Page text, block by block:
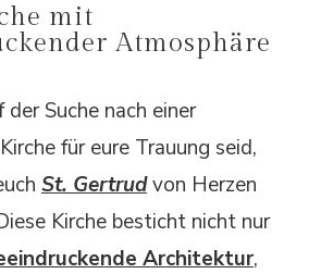
mit
Atmosphäre
Suche nach einer
für eure Trauung seid,
St. Gertrudvon Herzen
Kirche besticht nicht nur
Architektur,